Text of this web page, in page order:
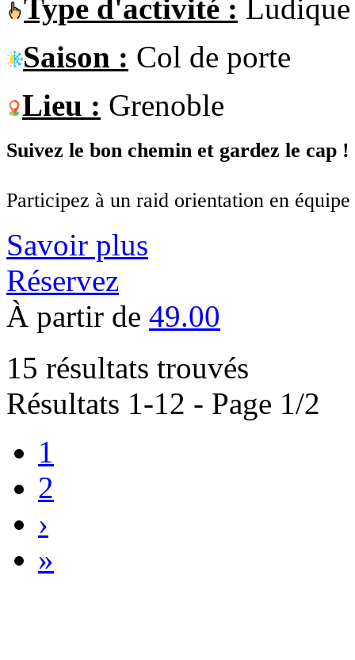
Type d'activité : Ludique
Saison : Col de porte
Lieu : Grenoble
Suivez le bon chemin et gardez le cap !
Participez à un raid orientation en
Savoir plus
Réservez
À partir de 49.00
15 résultats trouvés
Résultats 1-12 - Page 1/2
1
2
›
»